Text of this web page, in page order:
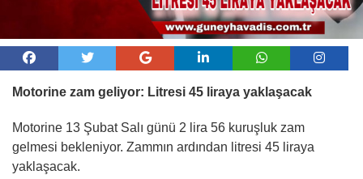
Motorine zam geliyor: Litresi 45 liraya yaklaşacak
Motorine 13 Şubat Salı günü 2 lira 56 kuruşluk zam
gelmesi bekleniyor. Zammın ardından litresi 45 liraya
yaklaşacak.